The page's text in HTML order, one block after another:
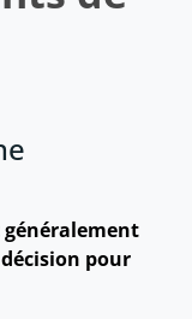
pour